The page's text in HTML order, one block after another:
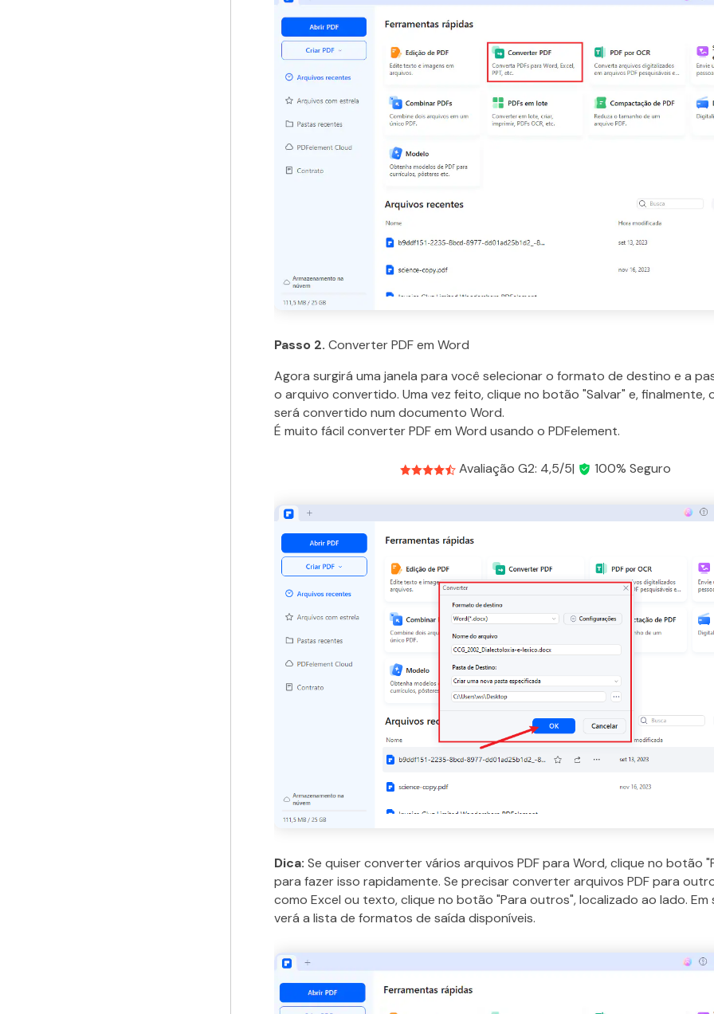
Passo 2. Converter PDF em Word
Agora surgirá uma janela para você selecionar o formato de destino e a
o arquivo convertido. Uma vez feito, clique no botão "Salvar" e, finalmente,
será convertido num documento Word.
É muito fácil converter PDF em Word usando o PDFelement.
Avaliação G2: 4,5/5| 100% Seguro
Dica: Se quiser converter vários arquivos PDF para Word, clique no botão
para fazer isso rapidamente. Se precisar converter arquivos PDF para
como Excel ou texto, clique no botão "Para outros", localizado ao lado. Em
verá a lista de formatos de saída disponíveis.